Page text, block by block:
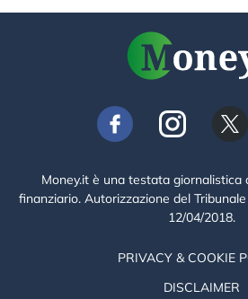
Money.it è una testata giornalistica
finanziario. Autorizzazione del
12/04/2018.
PRIVACY & COOKIE
DISCLAIMER